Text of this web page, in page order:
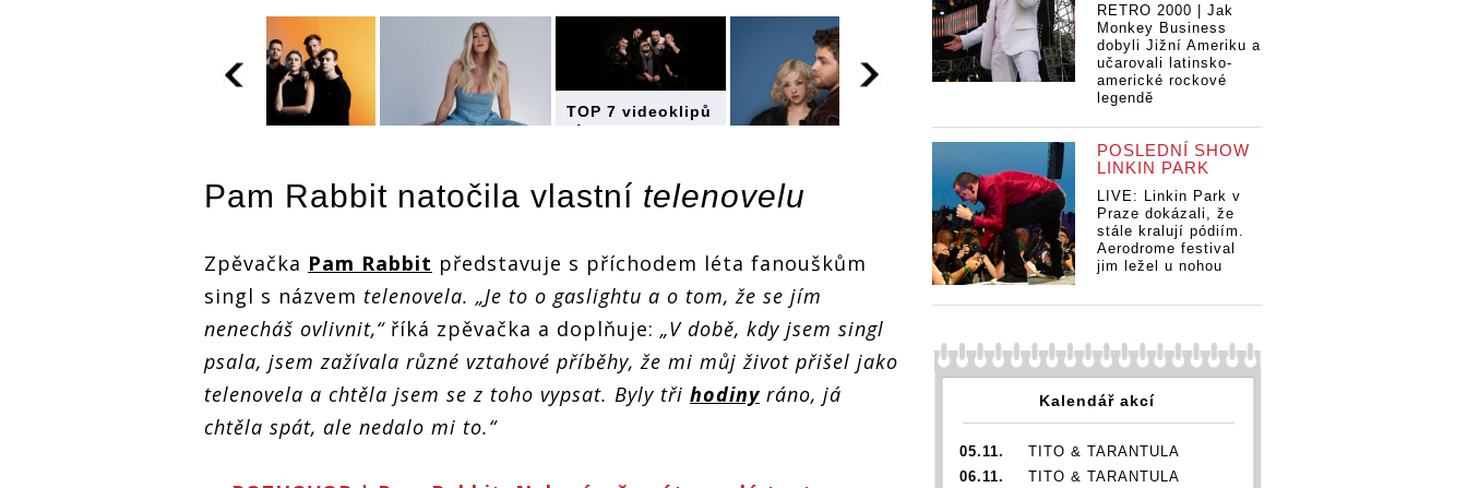
týdne:
Frontmanka
Tereza Kerndlová
Helenu Zeťovou
týdne:
Frontmanka
Tereza Kerndlová
Helenu Zeťovou
TOP 7 videoklipů
týdne:
svém rozvodu a
Tereza Kerndlová
TOP 7 videoklipů
Jamaron zpívá o
svém rozvodu a
Tereza Kerndlová
vzpomíná na
Helenu Zeťovou
TOP 7 videoklipů
týdne:
Frontmanka
Jamaron zpívá o
svém rozvodu a
Tereza Kerndlová
vzpomíná na
Helenu Zeťovou
Jamaron zpívá o
svém rozvodu a
Tereza Kerndlová
vzpomíná na
Pam Rabbit natočila vlastní telenovelu
Zpěvačka Pam Rabbit představuje s příchodem léta fanouškům
singl s názvem telenovela. „Je to o gaslightu a o tom, že se jím
nenecháš ovlivnit,“říká zpěvačka a doplňuje: „V době, kdy jsem singl
psala, jsem zažívala různé vztahové příběhy, že mi můj život přišel jako
telenovela a chtěla jsem se z toho vypsat. Byly tři hodiny ráno, já
chtěla spát, ale nedalo mi to.“
RETRO 2000 | Jak
Monkey Business
dobyli Jižní Ameriku a
učarovali latinsko-
americké rockové
legendě
POSLEDNÍ SHOW
LINKIN PARK
LIVE: Linkin Park v
Praze dokázali, že
stále kralují pódiím.
Aerodrome festival
jim ležel u nohou
Kalendář akcí
05.11.
TITO & TARANTULA
06.11.
TITO & TARANTULA